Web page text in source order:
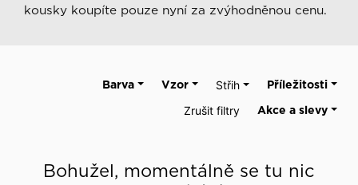
kousky koupíte pouze nyní za zvýhodněnou cenu.
Příležitosti
Střih
Vzor
Barva
Akce a slevy
Zrušit filtry
Bohužel, momentálně se tu nic